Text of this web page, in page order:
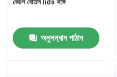
কেচপ বোতল lids সঙ্গে
অনুসন্ধান পাঠান